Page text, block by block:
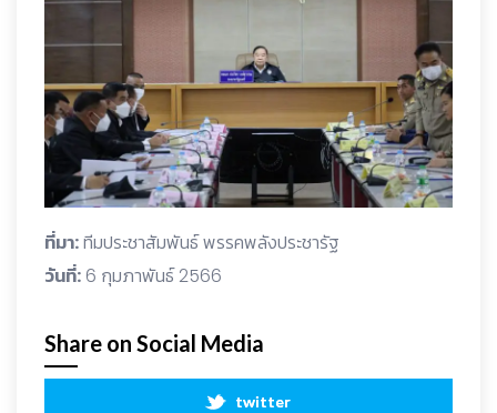
ที่มา:ทีมประชาสัมพันธ์ พรรคพลังประชารัฐ
วันที่: 6 กุมภาพันธ์ 2566
Share on Social Media
twitter